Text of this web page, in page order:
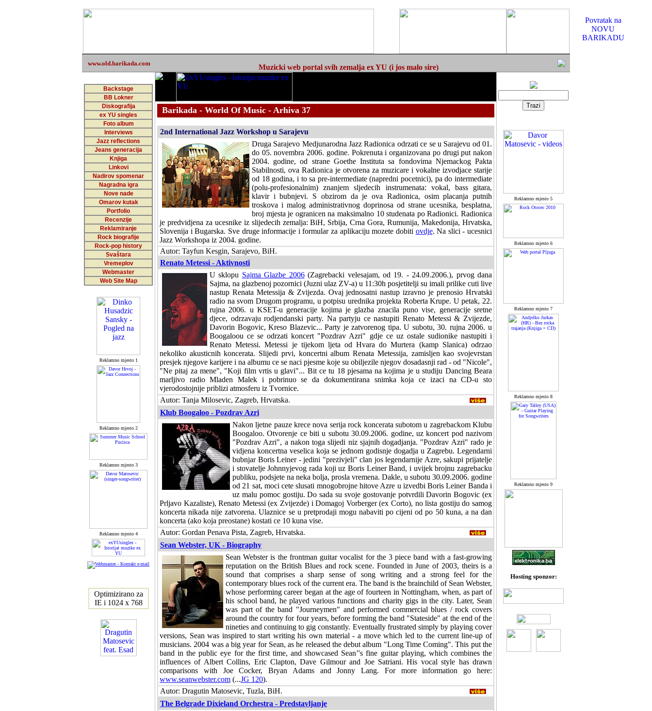
Povratak na
NOVU
BARIKADU
www.old.barikada.com Muzicki web portal svih zemalja ex YU (i jos malo sire)
Backstage
BB Lokner
Diskografija
ex YU singles
Foto album
Interviews
Jazz reflections
Jeans generacija
Knjiga
Linkovi
Nadirov spomenar
Nagradna igra
Nove nade
Omarov kutak
Portfolio
Recenzije
Reklamiranje
Rock biografije
Rock-pop history
Svaštara
Vremeplov
Webmaster
Web Site Map
Reklamno mjesto 1
Reklamno mjesto 2
Reklamno mjesto 3
Reklamno mjesto 4
Optimizirano za
IE i 1024 x 768
Barikada - World Of Music - Arhiva 37
2nd International Jazz Workshop u Sarajevu
Druga Sarajevo Medjunarodna Jazz Radionica odrzati ce se u Sarajevu od 01.
do 05. novembra 2006. godine. Pokrenuta i organizovana po drugi put nakon
2004. godine, od strane Goethe Instituta sa fondovima Njemackog Pakta
Stabilnosti, ova Radionica je otvorena za muzicare i vokalne izvodjace starije
od 18 godina, i to sa pre-intermediate (napredni pocetnici), pa do intermediate
(polu-profesionalnim) znanjem sljedecih instrumenata: vokal, bass gitara,
klavir i bubnjevi. S obzirom da je ova Radionica, osim placanja putnih
troskova i malog administrativnog doprinosa od strane ucesnika, besplatna,
broj mjesta je ogranicen na maksimalno 10 studenata po Radionici. Radionica
je predvidjena za ucesnike iz slijedecih zemalja: BiH, Srbija, Crna Gora, Rumunija, Makedonija, Hrvatska,
Slovenija i Bugarska. Sve druge informacije i formular za aplikaciju mozete dobiti ovdje. Na slici - ucesnici
Jazz Workshopa iz 2004. godine.
Autor: Tayfun Kesgin, Sarajevo, BiH.
Renato Metessi - Aktivnosti
U sklopu Sajma Glazbe 2006(Zagrebacki velesajam, od 19. - 24.09.2006.), prvog dana
Sajma, na glazbenoj pozornici (Juzni ulaz ZV-a) u 11:30h posjetitelji su imali prilike cuti live
nastup Renata Metessija & Zvijezda. Ovaj jednosatni nastup izravno je prenosio Hrvatski
radio na svom Drugom programu, u potpisu urednika projekta Roberta Krupe. U petak, 22.
rujna 2006. u KSET-u generacije kojima je glazba znacila puno vise, generacije sretne
djece, odrzavaju rodjendanski party. Na partyju ce nastupiti Renato Metessi & Zvijezde,
Davorin Bogovic, Kreso Blazevic... Party je zatvorenog tipa. U subotu, 30. rujna 2006. u
Boogaloou ce se odrzati koncert "Pozdrav Azri" gdje ce uz ostale sudionike nastupiti i
Renato Metessi. Metessi je tijekom ljeta od Hvara do Murtera (kamp Slanica) odrzao
nekoliko akusticnih koncerata. Slijedi prvi, koncertni album Renata Metessija, zamisljen kao svojevrstan
presjek njegove karijere i na albumu ce se naci pjesme koje su obiljezile njegov dosadasnji rad - od "Nicole",
"Ne pitaj za mene", "Koji film vrtis u glavi"... Bit ce tu 18 pjesama na kojima je u studiju Dancing Beara
marljivo radio Mladen Malek i pobrinuo se da dokumentirana snimka koja ce izaci na CD-u sto
vjerodostojnije priblizi atmosferu iz Tvornice.
Autor: Tanja Milosevic, Zagreb, Hrvatska.
Klub Boogaloo - Pozdrav Azri
Nakon ljetne pauze krece nova serija rock koncerata subotom u zagrebackom Klubu
Boogaloo. Otvorenje ce biti u subotu 30.09.2006. godine, uz koncert pod nazivom
"Pozdrav Azri", a nakon toga slijedi niz sjajnih dogadjanja. "Pozdrav Azri" rado je
vidjena koncertna veselica koja se jednom godisnje dogadja u Zagrebu. Legendarni
bubnjar Boris Leiner - jedini "prezivjeli" clan jos legendarnije Azre, sakupi prijatelje
i stovatelje Johnnyjevog rada koji uz Boris Leiner Band, i uvijek brojnu zagrebacku
publiku, podsjete na neka bolja, prosla vremena. Dakle, u subotu 30.09.2006. godine
od 21 sat, moci cete slusati mnogobrojne hitove Azre u izvedbi Boris Leiner Banda i
uz malu pomoc gostiju. Do sada su svoje gostovanje potvrdili Davorin Bogovic (ex
Prljavo Kazaliste), Renato Metessi (ex Zvijezde) i Domagoj Vorberger (ex Corto), no lista gostiju do samog
koncerta nikada nije zatvorena. Ulaznice se u pretprodaji mogu nabaviti po cijeni od po 50 kuna, a na dan
koncerta (ako koja preostane) kostati ce 10 kuna vise.
Autor: Gordan Penava Pista, Zagreb, Hrvatska.
Sean Webster, UK - Biography
Sean Webster is the frontman guitar vocalist for the 3 piece band with a fast-growing
reputation on the British Blues and rock scene. Founded in June of 2003, theirs is a
sound that comprises a sharp sense of song writing and a strong feel for the
contemporary blues rock of the current era. The band is the brainchild of Sean Webster,
whose performing career began at the age of fourteen in Nottingham, when, as part of
his school band, he played various functions and charity gigs in the city. Later, Sean
was part of the band "Journeymen" and performed commercial blues / rock covers
around the country for four years, before forming the band "Stateside" at the end of the
nineties and continuing to gig constantly. Eventually frustrated simply by playing cover
versions, Sean was inspired to start writing his own material - a move which led to the current line-up of
musicians. 2004 was a big year for Sean, as he released the debut album "Long Time Coming". This put the
band in the public eye for the first time, and showcased Sean’'s fine guitar playing, which combines the
influences of Albert Collins, Eric Clapton, Dave Gilmour and Joe Satriani. His vocal style has drawn
comparisons with Joe Cocker, Bryan Adams and Jonny Lang. For more information go here:
www.seanwebster.com (...JG 120).
Autor: Dragutin Matosevic, Tuzla, BiH.
The Belgrade Dixieland Orchestra - Predstavljanje
Reklamno mjesto 5
Reklamno mjesto 6
Reklamno mjesto 7
Reklamno mjesto 8
Reklamno mjesto 9
Hosting sponzor: